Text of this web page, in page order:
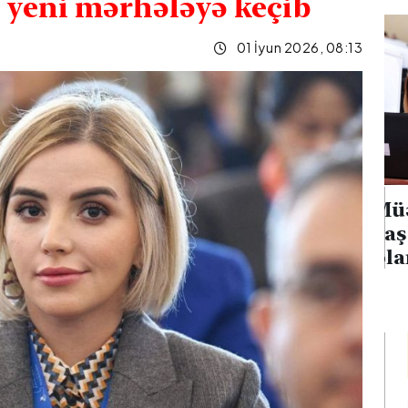
mərhələyə keçib
01 İyun 2026, 08:13
neft emalı
hücumu
Müəllimlərin faktiki
yaşayış rayonuna uyğun
olaraq vakansiya seçimi
başlayıb